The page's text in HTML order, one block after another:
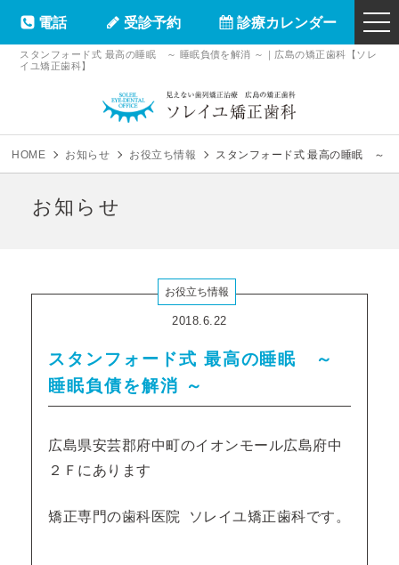
スタンフォード式 最高の睡眠 ～ 睡眠負債を解消 ～｜広島の矯正歯科【ソレ
イユ矯正歯科】
ソレイユ矯正
電話 受診予約 診療カレンダー
HOME お知らせ お役立ち情報 スタンフォード式 最高の睡眠 ～
お知らせ
2018.6.22
お役立ち情報
スタンフォード式 最高の睡眠 ～
睡眠負債を解消 ～
広島県安芸郡府中町のイオンモール広島府中
２Ｆにあります
矯正専門の歯科医院 ソレイユ矯正歯科です。